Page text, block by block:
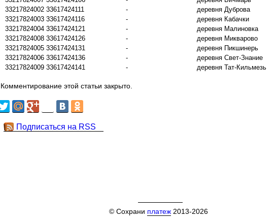
33217824002 33617424111 -
деревня Дуброва
33217824003 33617424116 -
деревня Кабачки
33217824004 33617424121 -
деревня Малиновка
33217824008 33617424126 -
деревня Микварово
33217824005 33617424131 -
деревня Пикшинерь
33217824006 33617424136 -
деревня Свет-Знание
33217824009 33617424141 - деревня Тат-Кильмезь
Комментирование этой статьи закрыто.
Подписаться на RSS
© Сохрани платеж2013-2026